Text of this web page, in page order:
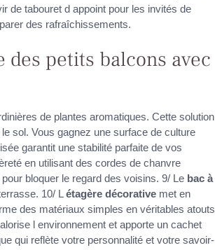
de tabouret d appoint pour les invités de
des rafraîchissements.
petits balcons avec
de plantes aromatiques. Cette solution
sol. Vous gagnez une surface de culture
garantit une stabilité parfaite de vos
en utilisant des cordes de chanvre
bloquer le regard des voisins. 9/ Le bac à
10/ L étagère décorative met en
des matériaux simples en véritables atouts
l environnement et apporte un cachet
qui reflète votre personnalité et votre savoir-